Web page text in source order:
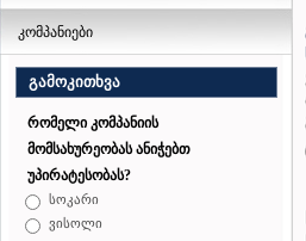
კომპანიები
გამოკითხვა
რომელი კომპანიის
მომსახურეობას ანიჭებთ
უპირატესობას?
სოკარი
ვისოლი